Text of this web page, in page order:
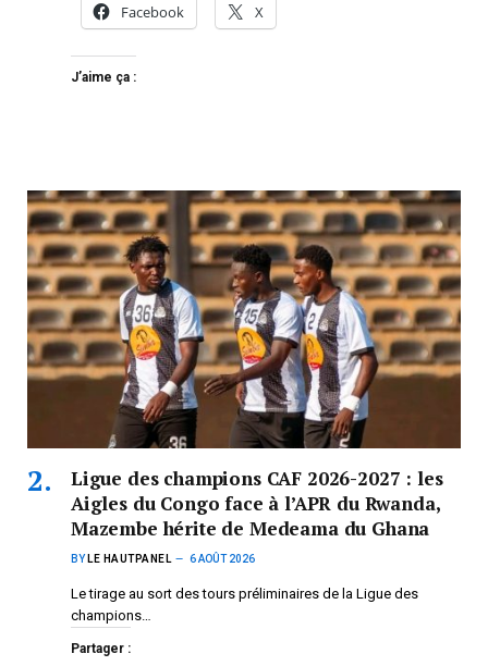
Facebook X
J’aime ça :
Ligue des champions CAF 2026-2027 : les
Aigles du Congo face à l’APR du Rwanda,
Mazembe hérite de Medeama du Ghana
BY LE HAUTPANEL 6 AOÛT 2026
Le tirage au sort des tours préliminaires de la Ligue des
champions…
Partager :